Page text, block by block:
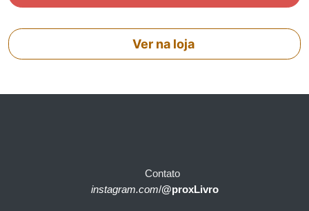
Ver na loja
Contato
instagram.com/@proxLivro